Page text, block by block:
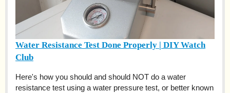
Water Resistance Test Done Properly | DIY Watch
Club
Here's how you should and should NOT do a water
resistance test using a water pressure test, or better known